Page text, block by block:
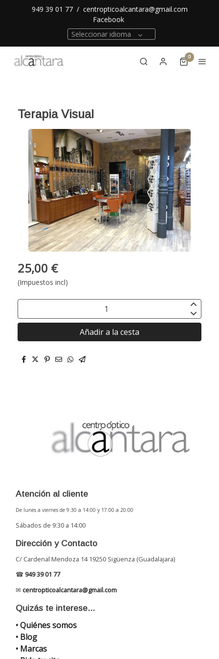
949 39 01 77 / centropticoalcantara@gmail.com
Facebook
Seleccionar idioma
0
Terapia Visual
25,00 €
(Impuestos incl)
Añadir a la cesta
Atención al cliente
De lunes a viernes de 9:30 a 14:00 y 17:00 a 20:00
Sábados de 9:30 a 14:00
Dirección y Contacto
C/ Cardenal Mendoza 14 19250 Sigüenza (Guadalajara)
☎ 949 39 01 77
✉ centropticoalcantara@gmail.com
Quizás te interese...
• Quiénes somos
• Blog
• Marcas